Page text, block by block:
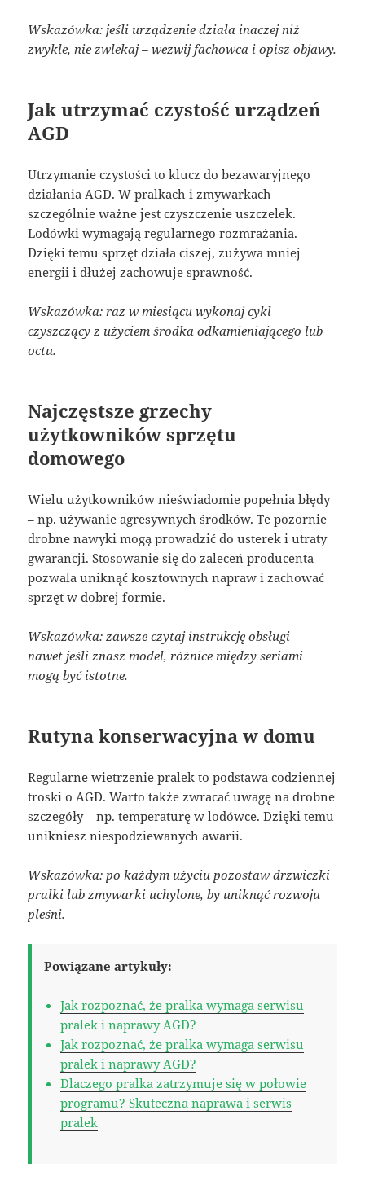
Wskazówka: jeśli urządzenie działa inaczej niż
zwykle, nie zwlekaj – wezwij fachowca i opisz objawy.
Jak utrzymać czystość urządzeń
AGD
Utrzymanie czystości to klucz do bezawaryjnego
działania AGD. W pralkach i zmywarkach
szczególnie ważne jest czyszczenie uszczelek.
Lodówki wymagają regularnego rozmrażania.
Dzięki temu sprzęt działa ciszej, zużywa mniej
energii i dłużej zachowuje sprawność.
Wskazówka: raz w miesiącu wykonaj cykl
czyszczący z użyciem środka odkamieniającego lub
octu.
Najczęstsze grzechy
użytkowników sprzętu
domowego
Wielu użytkowników nieświadomie popełnia błędy
– np. używanie agresywnych środków. Te pozornie
drobne nawyki mogą prowadzić do usterek i utraty
gwarancji. Stosowanie się do zaleceń producenta
pozwala uniknąć kosztownych napraw i zachować
sprzęt w dobrej formie.
Wskazówka: zawsze czytaj instrukcję obsługi –
nawet jeśli znasz model, różnice między seriami
mogą być istotne.
Rutyna konserwacyjna w domu
Regularne wietrzenie pralek to podstawa codziennej
troski o AGD. Warto także zwracać uwagę na drobne
szczegóły – np. temperaturę w lodówce. Dzięki temu
unikniesz niespodziewanych awarii.
Wskazówka: po każdym użyciu pozostaw drzwiczki
pralki lub zmywarki uchylone, by uniknąć rozwoju
pleśni.
Powiązane artykuły:
Jak rozpoznać, że pralka wymaga serwisu
pralek i naprawy AGD?
Jak rozpoznać, że pralka wymaga serwisu
pralek i naprawy AGD?
Dlaczego pralka zatrzymuje się w połowie
programu? Skuteczna naprawa i serwis
pralek